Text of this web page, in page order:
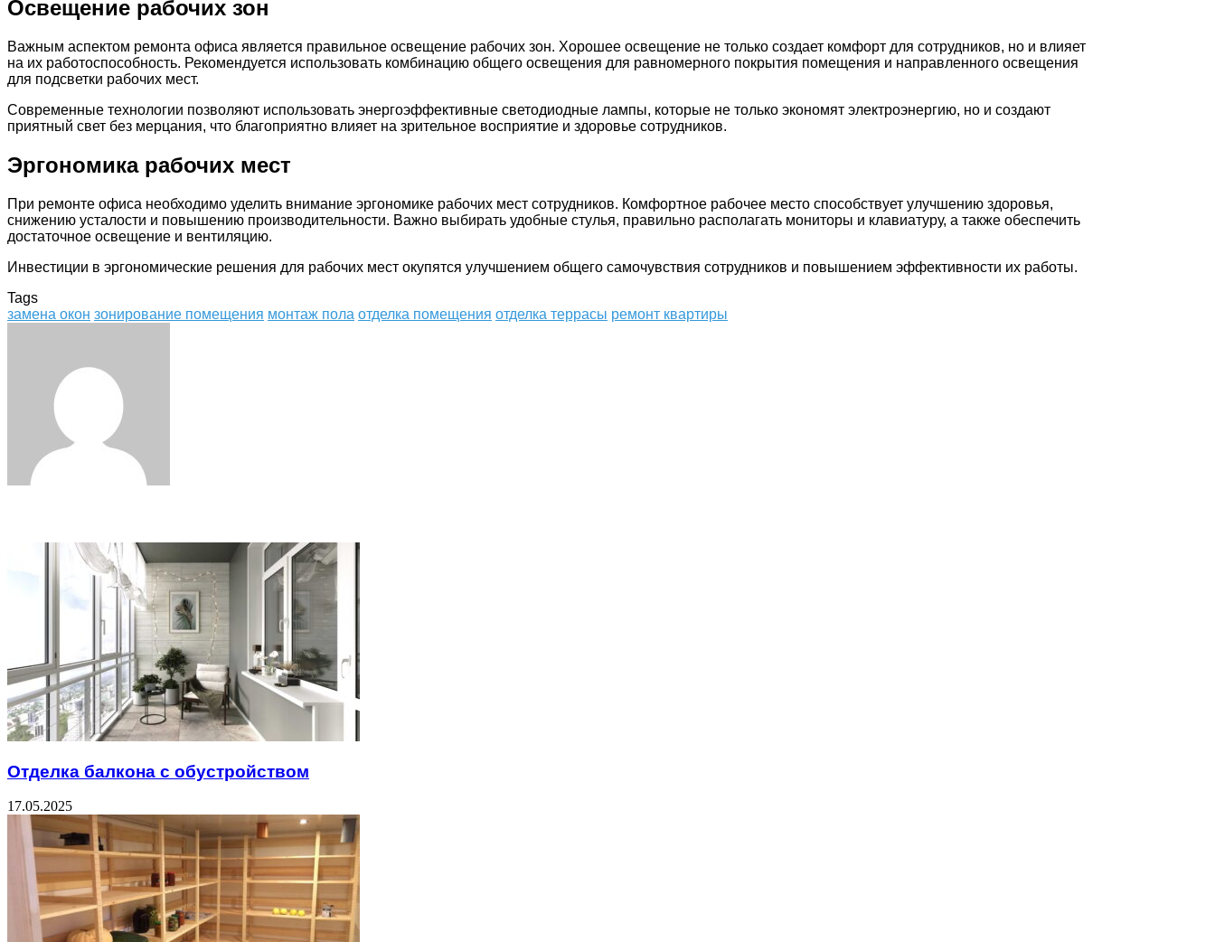
Освещение рабочих зон
Важным аспектом ремонта офиса является правильное освещение рабочих зон. Хорошее освещение не только создает комфорт для сотрудников, но и влияет
на их работоспособность. Рекомендуется использовать комбинацию общего освещения для равномерного покрытия помещения и направленного освещения
для подсветки рабочих мест.
Современные технологии позволяют использовать энергоэффективные светодиодные лампы, которые не только экономят электроэнергию, но и создают
приятный свет без мерцания, что благоприятно влияет на зрительное восприятие и здоровье сотрудников.
Эргономика рабочих мест
При ремонте офиса необходимо уделить внимание эргономике рабочих мест сотрудников. Комфортное рабочее место способствует улучшению здоровья,
снижению усталости и повышению производительности. Важно выбирать удобные стулья, правильно располагать мониторы и клавиатуру, а также обеспечить
достаточное освещение и вентиляцию.
Инвестиции в эргономические решения для рабочих мест окупятся улучшением общего самочувствия сотрудников и повышением эффективности их работы.
Tags
замена окон зонирование помещения монтаж пола отделка помещения отделка террасы ремонт квартиры
Отделка балкона с обустройством
17.05.2025